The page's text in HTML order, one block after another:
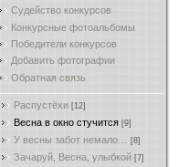
Судейство конкурсов
Конкурсные фотоальбомы
Победители конкурсов
Добавить фотографии
Обратная связь
Распустёхи [12]
Весна в окно стучится [9]
У весны забот немало… [8]
Зачаруй, Весна, улыбкой [7]